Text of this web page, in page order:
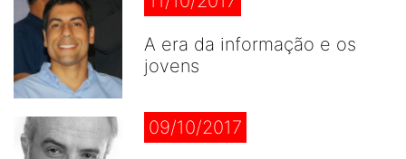
A era da informação e os
jovens
09/10/2017